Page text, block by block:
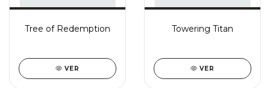
Tree of Redemption
VER
Towering Titan
VER